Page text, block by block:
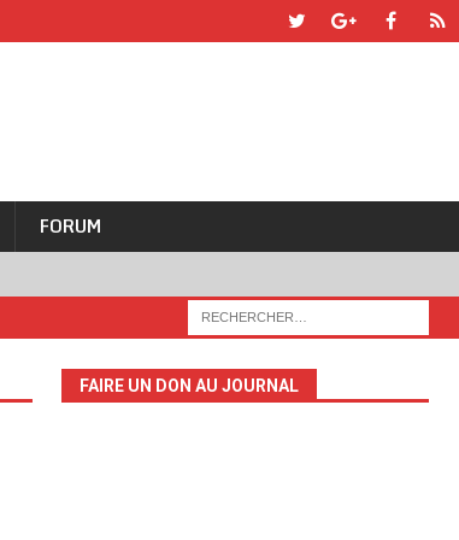
FORUM
FAIRE UN DON AU JOURNAL